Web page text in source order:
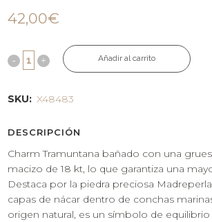
42,00€
Añadir al carrito
SKU: X48483
DESCRIPCIÓN
Charm Tramuntana bañado con una
macizo de 18 kt, lo que garantiza una
Destaca por la piedra preciosa
capas de nácar dentro de conchas
origen natural, es un símbolo de equilibrio